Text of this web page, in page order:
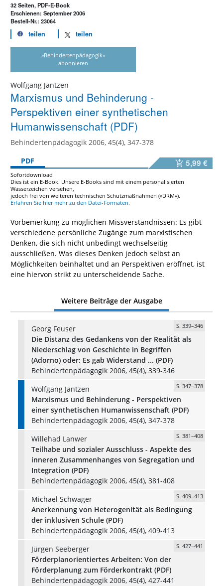
32 Seiten, PDF-E-Book
Erschienen: September 2006
Bestell-Nr.: 23064
teilen teilen
»Behindertenpädagogik«
abonnieren
Wolfgang Jantzen
Marxismus und Behinderung -
Perspektiven einer synthetischen
Humanwissenschaft (PDF)
Behindertenpädagogik 2006, 45(4), 347-378
PDF
5,99 €
Sofortdownload
Dies ist ein E-Book. Unsere E-Books sind mit einem personalisierten
Wasserzeichen versehen,
jedoch frei von weiteren technischen Schutzmaßnahmen (»DRM«).
Erfahren Sie hier mehr zu den Datei-Formaten.
Vorbemerkung zu möglichen Missverständnissen: Es gibt
verschiedene persönliche Zugänge zum marxistischen
Denken, die sich nicht unbedingt wechselseitig
ausschließen. Was dieses Denken jedoch selbst an
Möglichkeiten beinhaltet und an Perspektiven eröffnet, ist
eine hiervon strikt zu unterscheidende Sache.
Weitere Beiträge der Ausgabe
Georg Feuser S. 339–346
Die Distanz des Gedankens von der Realität als
Niederschlag von Geschichte in Begriffen
(Adorno) oder: Es gab Widerstand ... (PDF)
Behindertenpädagogik 2006, 45(4), 339-346
Wolfgang Jantzen
S. 347–378
Marxismus und Behinderung - Perspektiven
einer synthetischen Humanwissenschaft (PDF)
Behindertenpädagogik 2006, 45(4), 347-378
Willehad Lanwer
S. 381–408
Teilhabe und sozialer Ausschluss - Aspekte des
inneren Zusammenhanges von Segregation und
Integration (PDF)
Behindertenpädagogik 2006, 45(4), 381-408
Michael Schwager
S. 409–413
Anerkennung von Heterogenität als Bedingung
der inklusiven Schule (PDF)
Behindertenpädagogik 2006, 45(4), 409-413
Jürgen Seeberger
S. 427–441
Förderplanorientiertes Arbeiten: Von der
Förderplanung zum Förderkontrakt (PDF)
Behindertenpädagogik 2006, 45(4), 427-441